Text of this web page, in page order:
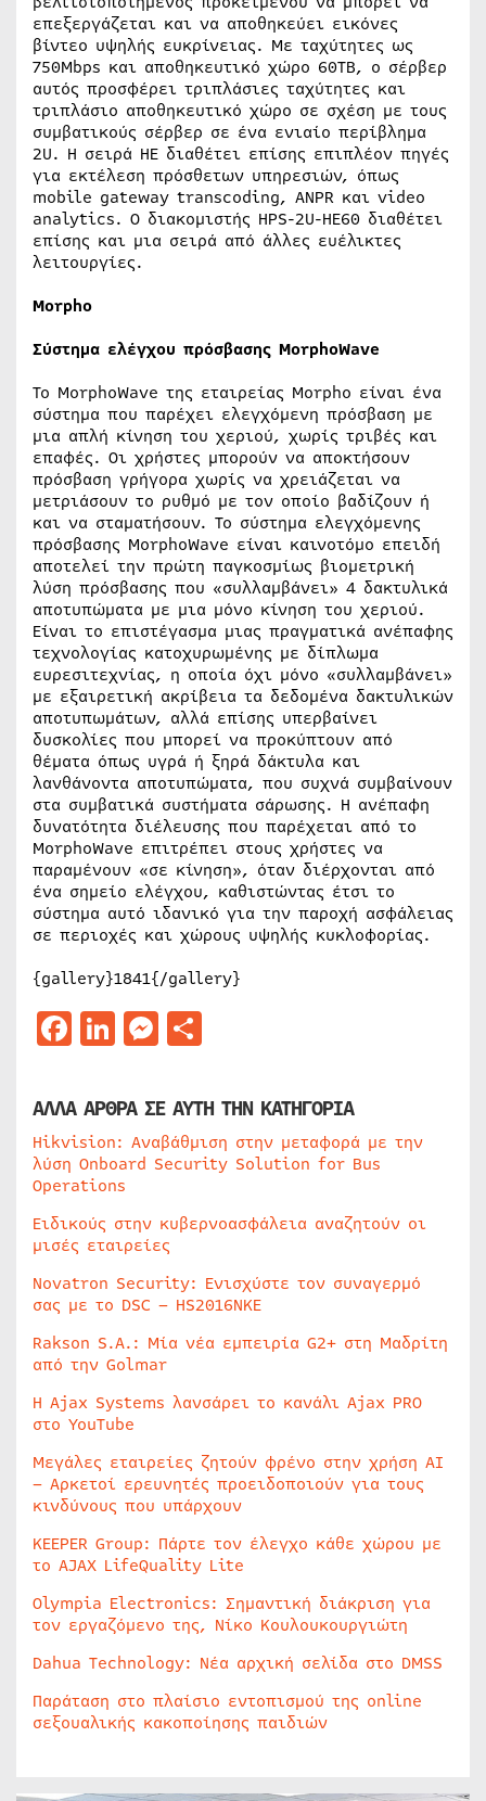
επεξεργάζεται και να αποθηκεύει εικόνες
βίντεο υψηλής ευκρίνειας. Με ταχύτητες ως
750Mbps και αποθηκευτικό χώρο 60TB, ο σέρβερ
αυτός προσφέρει τριπλάσιες ταχύτητες και
τριπλάσιο αποθηκευτικό χώρο σε σχέση με τους
συμβατικούς σέρβερ σε ένα ενιαίο περίβλημα
2U. Η σειρά HE διαθέτει επίσης επιπλέον πηγές
για εκτέλεση πρόσθετων υπηρεσιών, όπως
mobile gateway transcoding, ANPR και video
analytics. Ο διακομιστής HPS-2U-HE60 διαθέτει
επίσης και μια σειρά από άλλες ευέλικτες
λειτουργίες.
Morpho
Σύστημα ελέγχου πρόσβασης MorphoWave
Το MorphoWave της εταιρείας Morpho είναι ένα
σύστημα που παρέχει ελεγχόμενη πρόσβαση με
μια απλή κίνηση του χεριού, χωρίς τριβές και
επαφές. Οι χρήστες μπορούν να αποκτήσουν
πρόσβαση γρήγορα χωρίς να χρειάζεται να
μετριάσουν το ρυθμό με τον οποίο βαδίζουν ή
και να σταματήσουν. Το σύστημα ελεγχόμενης
πρόσβασης MorphoWave είναι καινοτόμο επειδή
αποτελεί την πρώτη παγκοσμίως βιομετρική
λύση πρόσβασης που «συλλαμβάνει» 4 δακτυλικά
αποτυπώματα με μια μόνο κίνηση του χεριού.
Είναι το επιστέγασμα μιας πραγματικά ανέπαφης
τεχνολογίας κατοχυρωμένης με δίπλωμα
ευρεσιτεχνίας, η οποία όχι μόνο «συλλαμβάνει»
με εξαιρετική ακρίβεια τα δεδομένα δακτυλικών
αποτυπωμάτων, αλλά επίσης υπερβαίνει
δυσκολίες που μπορεί να προκύπτουν από
θέματα όπως υγρά ή ξηρά δάκτυλα και
λανθάνοντα αποτυπώματα, που συχνά συμβαίνουν
στα συμβατικά συστήματα σάρωσης. Η ανέπαφη
δυνατότητα διέλευσης που παρέχεται από το
MorphoWave επιτρέπει στους χρήστες να
παραμένουν «σε κίνηση», όταν διέρχονται από
ένα σημείο ελέγχου, καθιστώντας έτσι το
σύστημα αυτό ιδανικό για την παροχή ασφάλειας
σε περιοχές και χώρους υψηλής κυκλοφορίας.
{gallery}1841{/gallery}
Facebook
LinkedIn
Messenger
ΑΛΛΑ ΑΡΘΡΑ ΣΕ ΑΥΤΗ ΤΗΝ ΚΑΤΗΓΟΡΙΑ
Hikvision: Αναβάθμιση στην μεταφορά με την
λύση Onboard Security Solution for Bus
Operations
Ειδικούς στην κυβερνοασφάλεια αναζητούν οι
μισές εταιρείες
Novatron Security: Ενισχύστε τον συναγερμό
σας με το DSC – HS2016NKE
Rakson S.A.: Μία νέα εμπειρία G2+ στη Μαδρίτη
από την Golmar
Η Ajax Systems λανσάρει το κανάλι Ajax PRO
στο YouTube
Μεγάλες εταιρείες ζητούν φρένο στην χρήση AI
– Αρκετοί ερευνητές προειδοποιούν για τους
κινδύνους που υπάρχουν
KEEPER Group: Πάρτε τον έλεγχο κάθε χώρου με
το AJAX LifeQuality Lite
Olympia Electronics: Σημαντική διάκριση για
τον εργαζόμενο της, Νίκο Κουλουκουργιώτη
Dahua Technology: Νέα αρχική σελίδα στο DMSS
Παράταση στο πλαίσιο εντοπισμού της online
σεξουαλικής κακοποίησης παιδιών